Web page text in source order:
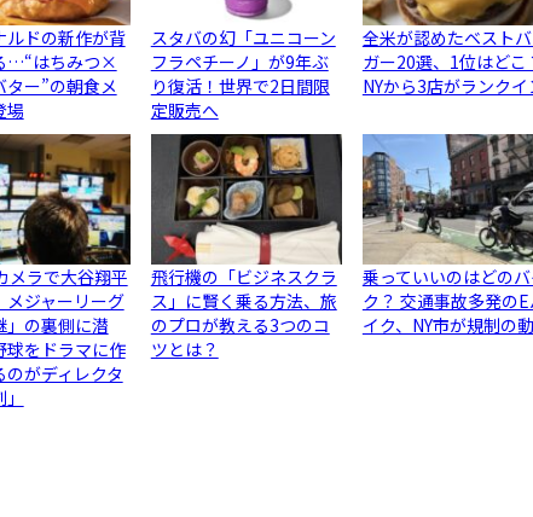
ルドの新作が背
…“はちみつ×
ター”の朝食メ
場
スタバの幻「ユニコーン
フラペチーノ」が9年ぶ
り復活！世界で2日間限
定販売へ
全米が認めたベスト
ガー20選、1位はどこ
NYから3店がランクイ
メラで大谷翔平
メジャーリーグ
」の裏側に潜
をドラマに作
のがディレクタ
飛行機の「ビジネスクラ
ス」に賢く乗る方法、旅
のプロが教える3つのコ
ツとは？
乗っていいのはどの
ク？ 交通事故多発の
イク、NY市が規制の